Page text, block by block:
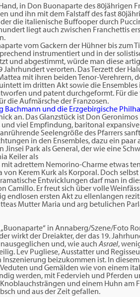
in Don Buonaparte des
und ihn mit dem Falstaff des fast
die italienische Buffooper durch
liegt auch zwischen Franchettis
vom Gackern der Hühner bis
instrumentiert und in der
und abgestimmt, würde man diese
verorten. Das Terzett der
mit ihren beiden Tenor-
im dritten Akt sowie die
und patent durchgeformt. Für
die Aufmärsche der Franzosen.
Bachmann und die Erzgebirgische
an. Das Glanzstück ist Don
und viel Empfindung, baritonal
Seelengröße des Pfarrers
in den Ensembles, dazu ein
Park als General, der wie eine
Keiler als
adrettem Nemorino-Charme etwas
von Kerem Kurk als Korporal. Doch
Entwicklungen darf man in
Camillo. Er freut sich über volle
endlosen ersten Akt zu ellenlangen
Mutter Maria und arg betulichen
in Annaberg/Szene/Foto
wirkt der Dreiakter, der das 19.
und, wie auchAsrael,
Lev Pugliese, Ausstatter und
beizukommen ist. In
und Gemälden wie von einem
werden, mit Federvieh und Pferden
und einem Huhn am
und aus der Zeit gefallen.